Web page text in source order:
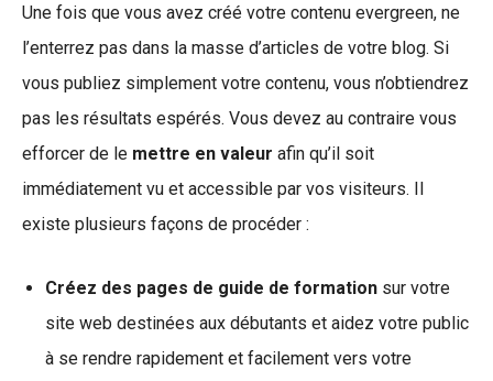
Une fois que vous avez créé votre contenu evergreen, ne
l’enterrez pas dans la masse d’articles de votre blog. Si
vous publiez simplement votre contenu, vous n’obtiendrez
pas les résultats espérés. Vous devez au contraire vous
efforcer de le mettre en valeur afin qu’il soit
immédiatement vu et accessible par vos visiteurs. Il
existe plusieurs façons de procéder :
Créez des pages de guide de formation sur votre
site web destinées aux débutants et aidez votre public
à se rendre rapidement et facilement vers votre